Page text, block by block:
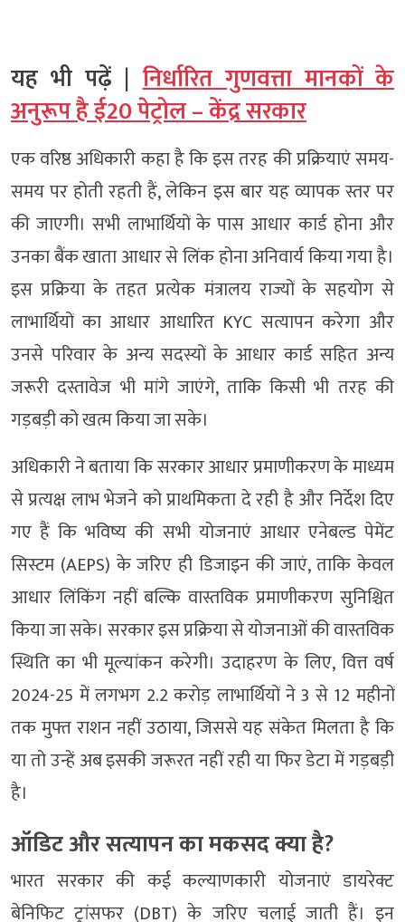
यह भी पढ़ें |निर्धारित गुणवत्ता मानकों के
अनुरूप है ई20 पेट्रोल – केंद्र सरकार
एक वरिष्ठ अधिकारी कहा है कि इस तरह की प्रक्रियाएं समय-
समय पर होती रहती हैं, लेकिन इस बार यह व्यापक स्तर पर
की जाएगी। सभी लाभार्थियों के पास आधार कार्ड होना और
उनका बैंक खाता आधार से लिंक होना अनिवार्य किया गया है।
इस प्रक्रिया के तहत प्रत्येक मंत्रालय राज्यों के सहयोग से
लाभार्थियों का आधार आधारित KYC सत्यापन करेगा और
उनसे परिवार के अन्य सदस्यों के आधार कार्ड सहित अन्य
जरूरी दस्तावेज भी मांगे जाएंगे, ताकि किसी भी तरह की
गड़बड़ी को खत्म किया जा सके।
अधिकारी ने बताया कि सरकार आधार प्रमाणीकरण के माध्यम
से प्रत्यक्ष लाभ भेजने को प्राथमिकता दे रही है और निर्देश दिए
गए हैं कि भविष्य की सभी योजनाएं आधार एनेबल्ड पेमेंट
सिस्टम (AEPS) के जरिए ही डिजाइन की जाएं, ताकि केवल
आधार लिंकिंग नहीं बल्कि वास्तविक प्रमाणीकरण सुनिश्चित
किया जा सके। सरकार इस प्रक्रिया से योजनाओं की वास्तविक
स्थिति का भी मूल्यांकन करेगी। उदाहरण के लिए, वित्त वर्ष
2024-25 में लगभग 2.2 करोड़ लाभार्थियों ने 3 से 12 महीनों
तक मुफ्त राशन नहीं उठाया, जिससे यह संकेत मिलता है कि
या तो उन्हें अब इसकी जरूरत नहीं रही या फिर डेटा में गड़बड़ी
है।
ऑडिट और सत्यापन का मकसद क्या है?
भारत सरकार की कई कल्याणकारी योजनाएं डायरेक्ट
बेनिफिट ट्रांसफर (DBT) के जरिए चलाई जाती हैं। इन